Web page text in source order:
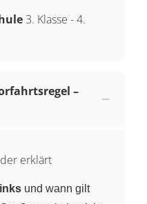
3. Klasse -4.
–
erklärt
und wann gilt